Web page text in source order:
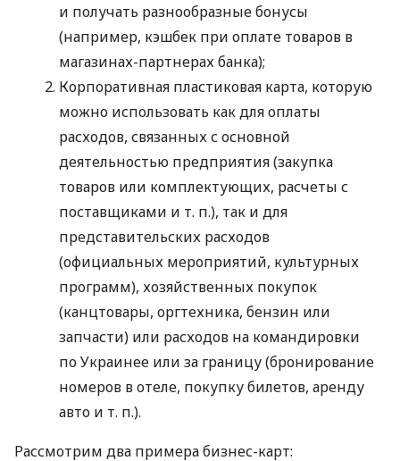
и получать разнообразные бонусы
(например, кэшбек при оплате товаров в
магазинах-партнерах банка);
Корпоративная пластиковая карта, которую
можно использовать как для оплаты
расходов, связанных с основной
деятельностью предприятия (закупка
товаров или комплектующих, расчеты с
поставщиками и т. п.), так и для
представительских расходов
(официальных мероприятий, культурных
программ), хозяйственных покупок
(канцтовары, оргтехника, бензин или
запчасти) или расходов на командировки
по Украинее или за границу (бронирование
номеров в отеле, покупку билетов, аренду
авто и т. п.).
Рассмотрим два примера бизнес-карт: